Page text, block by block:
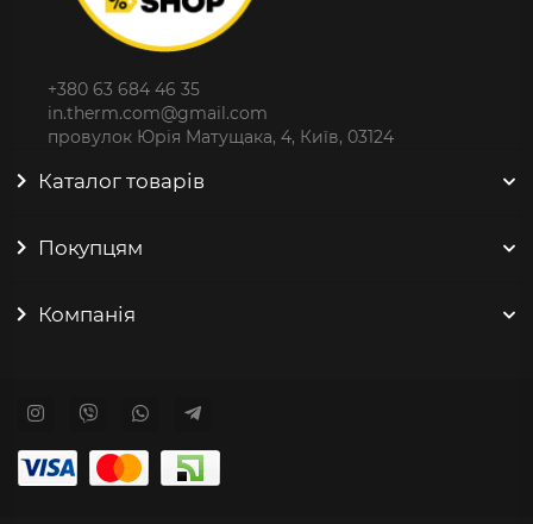
+380 63 684 46 35
in.therm.com@gmail.com
провулок Юрія Матущака, 4, Київ, 03124
Каталог товарів
Покупцям
Компанія